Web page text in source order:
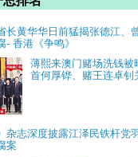
长黄华华日前猛揭张德江、
- 香港《争鸣》
薄熙来澳门赌场洗钱被
首何厚铧、赌王连卓钊
杂志深度披露江泽民铁杆党
案